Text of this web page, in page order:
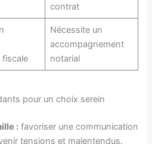
contrat
Nécessite un
accompagnement
notarial
pour un choix serein
: favoriser une communication
tensions et malentendus.